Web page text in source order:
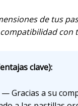
de tus
con
clave):
Gracias a su